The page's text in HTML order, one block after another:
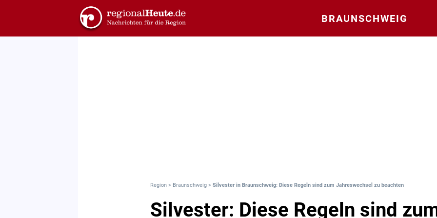
BRAUNSCHWEIG
Region > Braunschweig > Silvester in Braunschweig: Diese Regeln sind zum Jahreswechsel zu beachten
Silvester: Diese Regeln sind